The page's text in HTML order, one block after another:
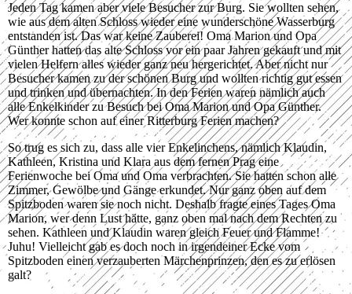
Jeden Tag kamen aber viele Besucher zur Burg. Sie wollten sehen,
wie aus dem alten Schloss wieder eine wunderschöne Wasserburg
entstanden ist. Das war keine Zauberei! Oma Marion und Opa
Günther hatten das alte Schloss vor ein paar Jahren gekauft und mit
vielen Helfern alles wieder ganz neu hergerichtet. Aber nicht nur
Besucher kamen zu der schönen Burg und wollten richtig gut essen
und trinken und übernachten. In den Ferien waren nämlich auch
alle Enkelkinder zu Besuch bei Oma Marion und Opa Günther.
Wer konnte schon auf einer Ritterburg Ferien machen?
So trug es sich zu, dass alle vier Enkelinchens, nämlich Klaudin,
Kathleen, Kristina und Klara aus dem fernen Prag eine
Ferienwoche bei Oma und Oma verbrachten. Sie hatten schon alle
Zimmer, Gewölbe und Gänge erkundet. Nur ganz oben auf dem
Spitzboden waren sie noch nicht. Deshalb fragte eines Tages Oma
Marion, wer denn Lust hätte, ganz oben mal nach dem Rechten zu
sehen. Kathleen und Klaudin waren gleich Feuer und Flamme!
Juhu! Vielleicht gab es doch noch in irgendeiner Ecke vom
Spitzboden einen verzauberten Märchenprinzen, den es zu erlösen
galt?